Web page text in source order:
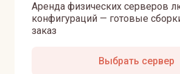
Аренда физических серверов
конфигураций — готовые
заказ
Выбрать сервер